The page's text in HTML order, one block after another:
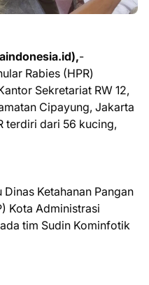
-
Rabies (HPR)
Sekretariat RW 12,
Cipayung, Jakarta
terdiri dari 56 kucing,
Ketahanan Pangan
Kota Administrasi
tim Sudin Kominfotik